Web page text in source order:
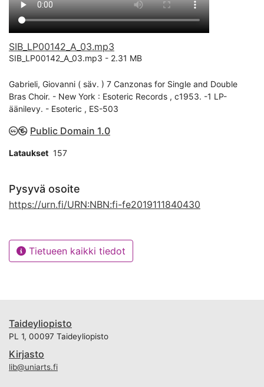
SIB_LP00142_A_03.mp3
SIB_LP00142_A_03.mp3 - 2.31 MB
Gabrieli, Giovanni ( säv. ) 7 Canzonas for Single and Double
Bras Choir. - New York : Esoteric Records , c1953. -1 LP-
äänilevy. - Esoteric , ES-503
Public Domain 1.0
Lataukset 157
Pysyvä osoite
https://urn.fi/URN:NBN:fi-fe2019111840430
Tietueen kaikki tiedot
Taideyliopisto
PL 1, 00097 Taideyliopisto
Kirjasto
lib@uniarts.fi